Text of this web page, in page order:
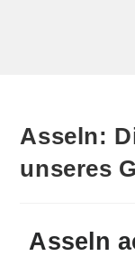
Asseln:
unseres
Asseln